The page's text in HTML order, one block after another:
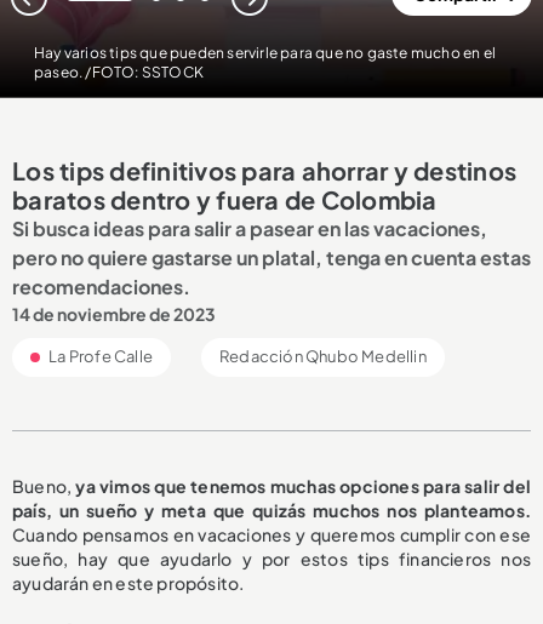
Hay varios tips que pueden servirle para que no gaste mucho en el
paseo. /FOTO: SSTOCK
Los tips definitivos para ahorrar y destinos
baratos dentro y fuera de Colombia
Si busca ideas para salir a pasear en las vacaciones,
pero no quiere gastarse un platal, tenga en cuenta estas
recomendaciones.
14 de noviembre de 2023
La Profe Calle Redacción Qhubo Medellin
Bueno, ya vimos que tenemos muchas opciones para salir del
país, un sueño y meta que quizás muchos nos planteamos.
Cuando pensamos en vacaciones y queremos cumplir con ese
sueño, hay que ayudarlo y por estos tips financieros nos
ayudarán en este propósito.